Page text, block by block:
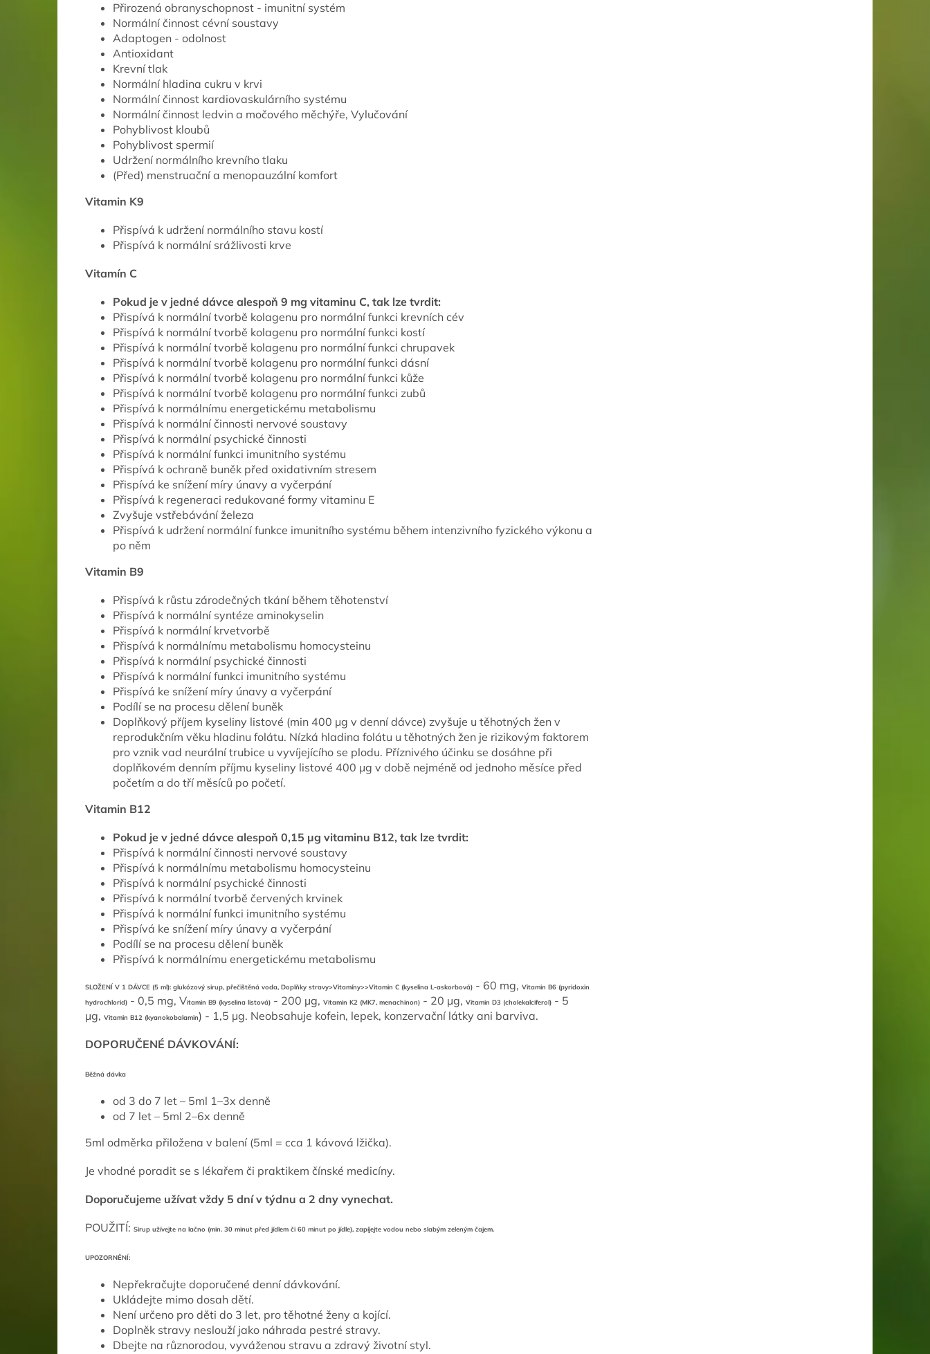
Přirozená obranyschopnost - imunitní systém
Normální činnost cévní soustavy
Adaptogen - odolnost
Antioxidant
Krevní tlak
Normální hladina cukru v krvi
Normální činnost kardiovaskulárního systému
Normální činnost ledvin a močového měchýře, Vylučování
Pohyblivost kloubů
Pohyblivost spermií
Udržení normálního krevního tlaku
(Před) menstruační a menopauzální komfort
Vitamin K9
Přispívá k udržení normálního stavu kostí
Přispívá k normální srážlivosti krve
Vitamín C
Pokud je v jedné dávce alespoň 9 mg vitaminu C, tak lze tvrdit:
Přispívá k normální tvorbě kolagenu pro normální funkci krevních cév
Přispívá k normální tvorbě kolagenu pro normální funkci kostí
Přispívá k normální tvorbě kolagenu pro normální funkci chrupavek
Přispívá k normální tvorbě kolagenu pro normální funkci dásní
Přispívá k normální tvorbě kolagenu pro normální funkci kůže
Přispívá k normální tvorbě kolagenu pro normální funkci zubů
Přispívá k normálnímu energetickému metabolismu
Přispívá k normální činnosti nervové soustavy
Přispívá k normální psychické činnosti
Přispívá k normální funkci imunitního systému
Přispívá k ochraně buněk před oxidativním stresem
Přispívá ke snížení míry únavy a vyčerpání
Přispívá k regeneraci redukované formy vitaminu E
Zvyšuje vstřebávání železa
Přispívá k udržení normální funkce imunitního systému během intenzivního fyzického výkonu a
po něm
Vitamin B9
Přispívá k růstu zárodečných tkání během těhotenství
Přispívá k normální syntéze aminokyselin
Přispívá k normální krvetvorbě
Přispívá k normálnímu metabolismu homocysteinu
Přispívá k normální psychické činnosti
Přispívá k normální funkci imunitního systému
Přispívá ke snížení míry únavy a vyčerpání
Podílí se na procesu dělení buněk
Doplňkový příjem kyseliny listové (min 400 μg v denní dávce) zvyšuje u těhotných žen v
reprodukčním věku hladinu folátu. Nízká hladina folátu u těhotných žen je rizikovým faktorem
pro vznik vad neurální trubice u vyvíjejícího se plodu. Příznivého účinku se dosáhne při
doplňkovém denním příjmu kyseliny listové 400 μg v době nejméně od jednoho měsíce před
početím a do tří měsíců po početí.
Vitamin B12
Pokud je v jedné dávce alespoň 0,15 μg vitaminu B12, tak lze tvrdit:
Přispívá k normální činnosti nervové soustavy
Přispívá k normálnímu metabolismu homocysteinu
Přispívá k normální psychické činnosti
Přispívá k normální tvorbě červených krvinek
Přispívá k normální funkci imunitního systému
Přispívá ke snížení míry únavy a vyčerpání
Podílí se na procesu dělení buněk
Přispívá k normálnímu energetickému metabolismu
SLOŽENÍ V 1 DÁVCE (5 ml): glukózový sirup, přečištěná voda, Doplňky stravy>Vitamíny>>Vitamin C (kyselina L-askorbová) - 60 mg, Vitamin B6 (pyridoxin
hydrochlorid) - 0,5 mg, Vitamin B9 (kyselina listová) - 200 µg, Vitamin K2 (MK7, menachinon) - 20 µg, Vitamin D3 (cholekalciferol) - 5
µg, Vitamin B12 (kyanokobalamin) - 1,5 µg. Neobsahuje kofein, lepek, konzervační látky ani barviva.
DOPORUČENÉ DÁVKOVÁNÍ:
Běžná dávka
od 3 do 7 let – 5ml 1–3x denně
od 7 let – 5ml 2–6x denně
5ml odměrka přiložena v balení (5ml = cca 1 kávová lžička).
Je vhodné poradit se s lékařem či praktikem čínské medicíny.
Doporučujeme užívat vždy 5 dní v týdnu a 2 dny vynechat.
POUŽITÍ: Sirup užívejte na lačno (min. 30 minut před jídlem či 60 minut po jídle), zapíjejte vodou nebo slabým zeleným čajem.
UPOZORNĚNÍ:
Nepřekračujte doporučené denní dávkování.
Ukládejte mimo dosah dětí.
Není určeno pro děti do 3 let, pro těhotné ženy a kojící.
Doplněk stravy neslouží jako náhrada pestré stravy.
Dbejte na různorodou, vyváženou stravu a zdravý životní styl.